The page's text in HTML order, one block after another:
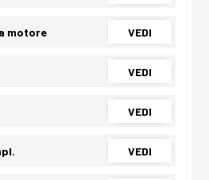
motore VEDI
VEDI
VEDI
VEDI